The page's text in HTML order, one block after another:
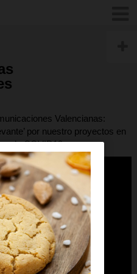
Valencianas:
por nuestro proyectos en
la COVID19.